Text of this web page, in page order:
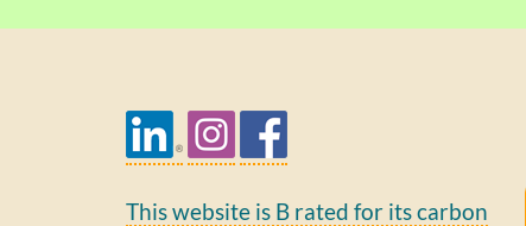
This website is B rated for its carbon